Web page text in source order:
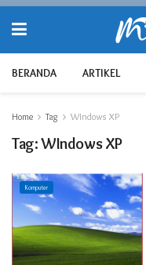
BERANDA ARTIKEL
Home Tag WIndows XP
Tag:WIndows XP
Komputer